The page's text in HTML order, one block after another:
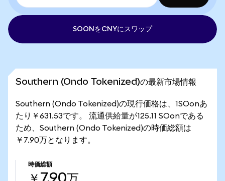
SOONをCNYにスワップ
Southern (Ondo Tokenized)の最新市場情報
Southern (Ondo Tokenized)の現行価格は、1SOonあ
たり￥631.53です。 流通供給量が125.11 SOonである
ため、Southern (Ondo Tokenized)の時価総額は
￥7.90万となります。
時価総額
￥7.90万